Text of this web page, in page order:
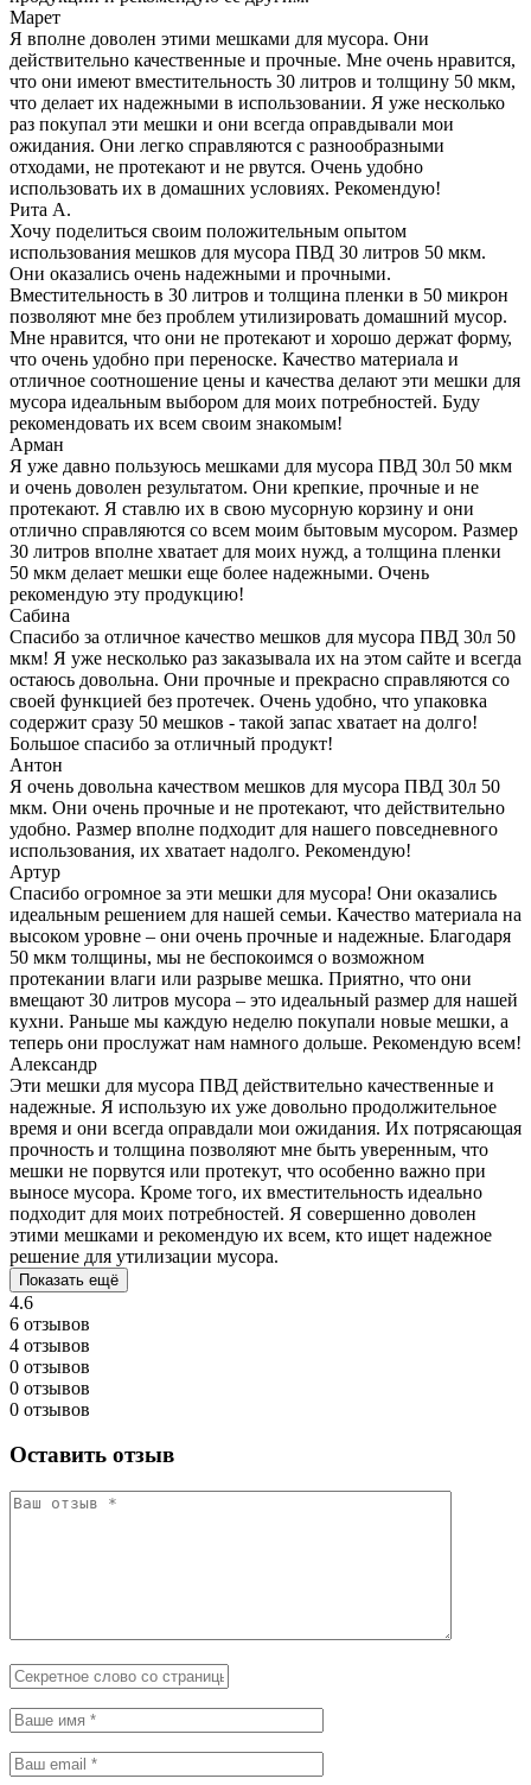
Марет
Я вполне доволен этими мешками для мусора. Они
действительно качественные и прочные. Мне очень нравится,
что они имеют вместительность 30 литров и толщину 50 мкм,
что делает их надежными в использовании. Я уже несколько
раз покупал эти мешки и они всегда оправдывали мои
ожидания. Они легко справляются с разнообразными
отходами, не протекают и не рвутся. Очень удобно
использовать их в домашних условиях. Рекомендую!
Рита А.
Хочу поделиться своим положительным опытом
использования мешков для мусора ПВД 30 литров 50 мкм.
Они оказались очень надежными и прочными.
Вместительность в 30 литров и толщина пленки в 50 микрон
позволяют мне без проблем утилизировать домашний мусор.
Мне нравится, что они не протекают и хорошо держат форму,
что очень удобно при переноске. Качество материала и
отличное соотношение цены и качества делают эти мешки для
мусора идеальным выбором для моих потребностей. Буду
рекомендовать их всем своим знакомым!
Арман
Я уже давно пользуюсь мешками для мусора ПВД 30л 50 мкм
и очень доволен результатом. Они крепкие, прочные и не
протекают. Я ставлю их в свою мусорную корзину и они
отлично справляются со всем моим бытовым мусором. Размер
30 литров вполне хватает для моих нужд, а толщина пленки
50 мкм делает мешки еще более надежными. Очень
рекомендую эту продукцию!
Сабина
Спасибо за отличное качество мешков для мусора ПВД 30л 50
мкм! Я уже несколько раз заказывала их на этом сайте и всегда
остаюсь довольна. Они прочные и прекрасно справляются со
своей функцией без протечек. Очень удобно, что упаковка
содержит сразу 50 мешков - такой запас хватает на долго!
Большое спасибо за отличный продукт!
Антон
Я очень довольна качеством мешков для мусора ПВД 30л 50
мкм. Они очень прочные и не протекают, что действительно
удобно. Размер вполне подходит для нашего повседневного
использования, их хватает надолго. Рекомендую!
Артур
Спасибо огромное за эти мешки для мусора! Они оказались
идеальным решением для нашей семьи. Качество материала на
высоком уровне – они очень прочные и надежные. Благодаря
50 мкм толщины, мы не беспокоимся о возможном
протекании влаги или разрыве мешка. Приятно, что они
вмещают 30 литров мусора – это идеальный размер для нашей
кухни. Раньше мы каждую неделю покупали новые мешки, а
теперь они прослужат нам намного дольше. Рекомендую всем!
Александр
Эти мешки для мусора ПВД действительно качественные и
надежные. Я использую их уже довольно продолжительное
время и они всегда оправдали мои ожидания. Их потрясающая
прочность и толщина позволяют мне быть уверенным, что
мешки не порвутся или протекут, что особенно важно при
выносе мусора. Кроме того, их вместительность идеально
подходит для моих потребностей. Я совершенно доволен
этими мешками и рекомендую их всем, кто ищет надежное
решение для утилизации мусора.
Показать ещё
4.6
6 отзывов
4 отзывов
0 отзывов
0 отзывов
0 отзывов
Оставить отзыв